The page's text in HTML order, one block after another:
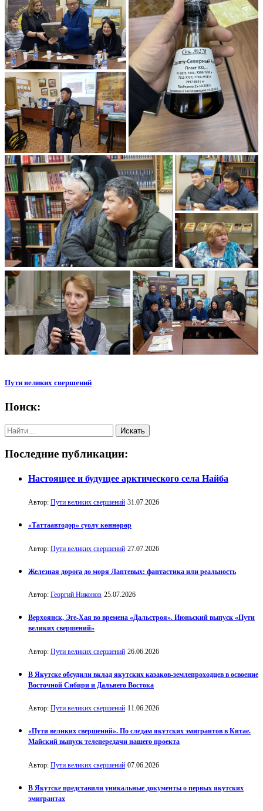
Пути великих свершений
Поиск:
Последние публикации:
Настоящее и будущее арктического села Найба
Автор: Пути великих свершений 31.07.2026
«Таттаавтодор» суолу көннөрөр
Автор: Пути великих свершений 27.07.2026
Железная дорога до моря Лаптевых: фантастика или реальность
Автор: Георгий Никонов 25.07.2026
Верхоянск, Эге-Хая во времена «Дальстроя». Июньский выпуск «Пути
великих свершений»
Автор: Пути великих свершений 26.06.2026
В Якутске обсудили вклад якутских казаков-землепроходцев в освоение
Восточной Сибири и Дальнего Востока
Автор: Пути великих свершений 11.06.2026
«Пути великих свершений». По следам якутских эмигрантов в Китае.
Майский выпуск телепередачи нашего проекта
Автор: Пути великих свершений 07.06.2026
В Якутске представили уникальные документы о первых якутских
эмигрантах